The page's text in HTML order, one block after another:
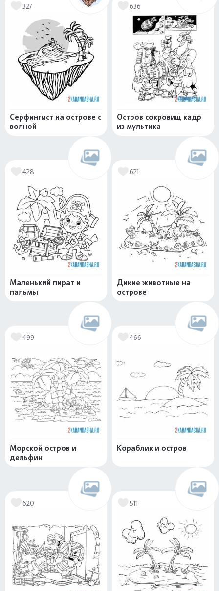
327
Серфингист на острове с
волной
636
Остров сокровищ кадр
из мультика
428
Маленький пират и
пальмы
621
Дикие животные на
острове
499
Морской остров и
дельфин
466
Кораблик и остров
620 511